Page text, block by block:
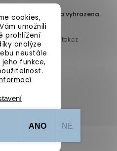
cookies,
umožnili
prohlížení
analýze
neustále
funkce,
. Všechna práva vyhrazena.
cookies
a nakódoval
Shoptak.cz
ANO NE